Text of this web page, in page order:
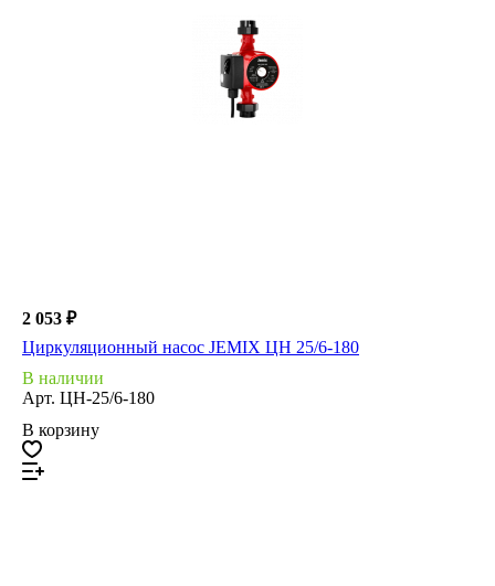
2 053 ₽
Циркуляционный насос JEMIX ЦН 25/6-180
В наличии
Арт. ЦН-25/6-180
В корзину